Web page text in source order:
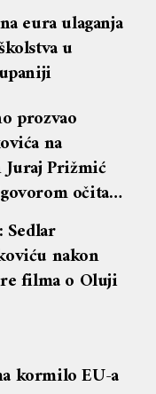
eura ulaganja
u
prozvao
na
Juraj Prižmić
očitao
i brisanje
nakon
filma o Oluji
kormilo EU-a